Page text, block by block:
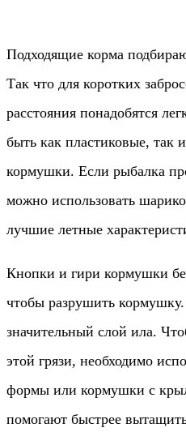
Подходящие корма
Так что для коротких
расстояния понадобятся
быть как пластиковые, так
кормушки. Если рыбалка
можно использовать
лучшие летные
Кнопки и гири кормушки
чтобы разрушить
значительный слой ила.
этой грязи, необходимо
формы или кормушки с
помогают быстрее